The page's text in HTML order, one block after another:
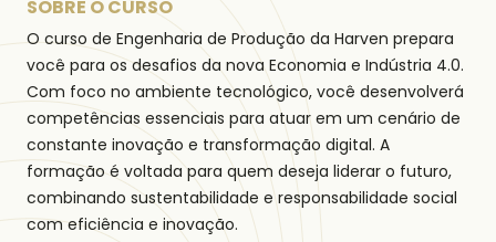
SOBRE O CURSO
O curso de Engenharia de Produção da Harven prepara
você para os desafios da nova Economia e Indústria 4.0.
Com foco no ambiente tecnológico, você desenvolverá
competências essenciais para atuar em um cenário de
constante inovação e transformação digital. A
formação é voltada para quem deseja liderar o futuro,
combinando sustentabilidade e responsabilidade social
com eficiência e inovação.